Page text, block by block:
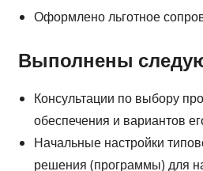
Оформлено льготное
Выполнены
Консультации по выбору
обеспечения и вариантов
Начальные настройки
решения (программы) для